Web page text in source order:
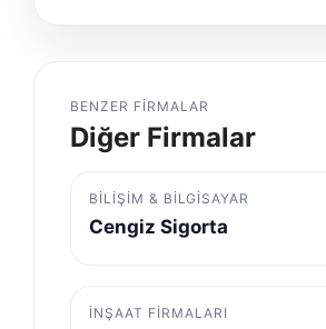
BENZER FIRMALAR
Diğer Firmalar
BILIŞIM & BILGISAYAR
Cengiz Sigorta
İNŞAAT FIRMALARI